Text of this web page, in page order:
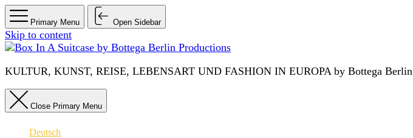
Primary Menu Open Sidebar
Skip to content
KULTUR, KUNST, REISE, LEBENSART UND FASHION IN EUROPA by Bottega Berlin
Close Primary Menu
Deutsch